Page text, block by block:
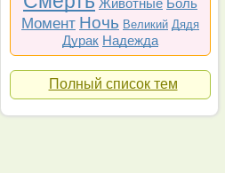
Животные Боль
Момент Ночь Великий Дядя
Дурак Надежда
Полный список тем